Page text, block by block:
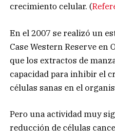
crecimiento celular. (
En el 2007 se realizó un
Case Western Reserve en
que los extractos de
capacidad para inhibir el
células sanas en el
Pero una actividad muy
reducción de células